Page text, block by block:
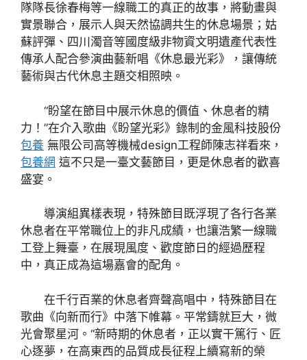
隊隊長徐春梅等一線職工的真正的故事，將動畫與
實景聯合，展示人與天然協調共生的休息場景；姑
蘇評彈、四川濁音等國度級非物資文明遺產代表性
傳承人配合參演曲藝新唱《休息最光彩》，讓傳統
藝術與古代休息主題交相照映。
“盼望在節目中展示休息的價值、休息者的精
力！”在介入歌曲《盼望光彩》錄制的金風科技股份
包養 無限公司高等機械design工程師陳志祥看來，
包養網 這不只是一臺文藝節目，更是休息者的歡喜
盛宴。
導演組異樣表現，特殊節目既浮現了各行各業
休息者在平常職位上的非凡成績，也讓浩繁一線職
工登上舞臺，在展現風度、歡度節日的經過歷程
中，真正成為這場嘉會的配角。
在千行百業的休息者齊聲高唱中，特殊節目在
歌曲《向新而行》中落下帷幕。平常鑄就巨大，微
光會聚星河。“新時期的休息者，正以實干篤行、匠
心逐夢，在高東西的品質成長征程上續寫新的榮